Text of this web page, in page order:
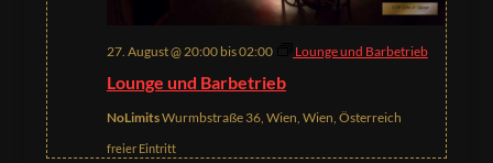
Lounge und Barbetrieb
27. August @ 20:00bis02:00 Lounge und Barbetrieb
NoLimitsWurmbstraße 36, Wien, Wien, Österreich
freier Eintritt